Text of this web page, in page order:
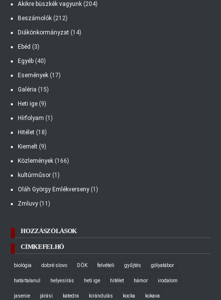
Akikre büszkék vagyunk (204)
Beszámolók (212)
Diákönkormányzat (14)
Ebéd (3)
Egyéb (40)
Események (17)
Galéria (15)
Heti ige (9)
Hírfolyam (1)
Hitélet (18)
Kiemelt (9)
Közlemények (166)
kultúrműsor (1)
Oláh György Emlékverseny (1)
Zmluvy (11)
HOZZÁSZÓLÁSOK
CÍMKEFELHŐ
biológia dobré slovo DÖK felvételi gyűjtés gólyatábor
határtalanul helyesírás heti ige hitélet hámor irodalom
jasenie járási katedra kirándulás kocka kokava